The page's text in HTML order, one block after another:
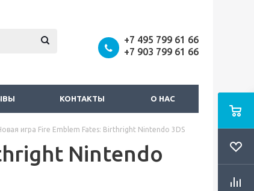
+7 495 799 61 66
+7 903 799 61 66
КОНТАКТЫ О НАС
игра Fire Emblem Fates: Birthright Nintendo 3DS
Nintendo